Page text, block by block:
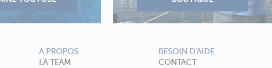
A PROPOS
LA TEAM
BESOIN D'AIDE
CONTACT